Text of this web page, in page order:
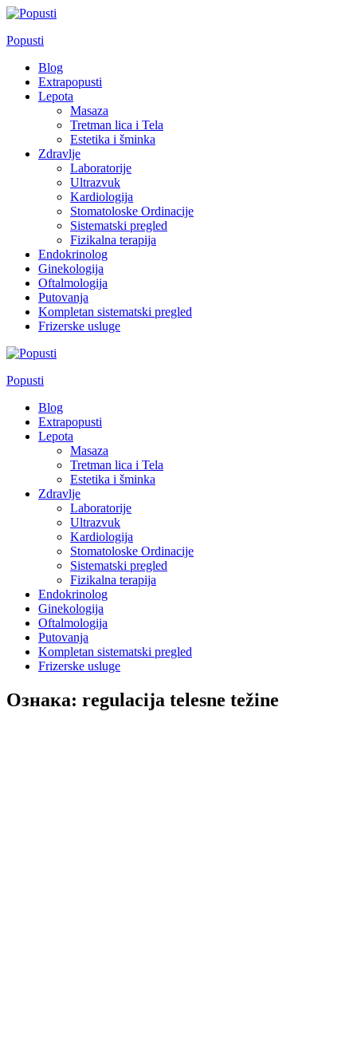
Skip
content
Popusti
Blog
Extrapopusti
Lepota
Masaza
Tretman lica i Tela
Estetika i šminka
Zdravlje
Laboratorije
Ultrazvuk
Kardiologija
Stomatoloske Ordinacije
Sistematski pregled
Fizikalna terapija
Endokrinolog
Ginekologija
Oftalmologija
Putovanja
Kompletan sistematski pregled
Frizerske usluge
Popusti
Blog
Extrapopusti
Lepota
Masaza
Tretman lica i Tela
Estetika i šminka
Zdravlje
Laboratorije
Ultrazvuk
Kardiologija
Stomatoloske Ordinacije
Sistematski pregled
Fizikalna terapija
Endokrinolog
Ginekologija
Oftalmologija
Putovanja
Kompletan sistematski pregled
Frizerske usluge
Ознака: regulacija telesne težine